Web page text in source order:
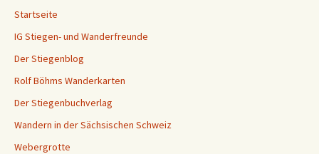
Startseite
IG Stiegen- und Wanderfreunde
Der Stiegenblog
Rolf Böhms Wanderkarten
Der Stiegenbuchverlag
Wandern in der Sächsischen Schweiz
Webergrotte